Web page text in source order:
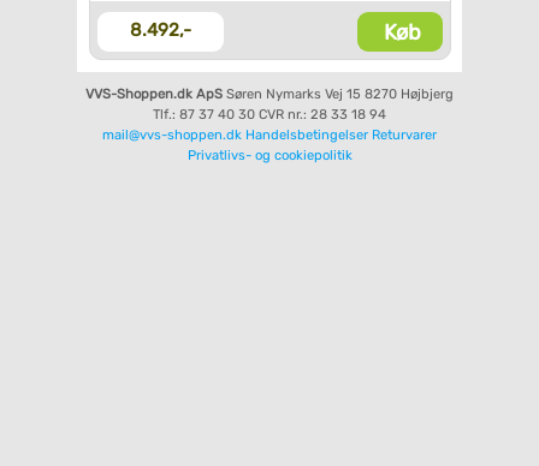
8.492,- Køb
VVS-Shoppen.dk ApS Søren Nymarks Vej 15 8270 Højbjerg
Tlf.: 87 37 40 30 CVR nr.: 28 33 18 94
mail@vvs-shoppen.dk Handelsbetingelser Returvarer
Privatlivs- og cookiepolitik